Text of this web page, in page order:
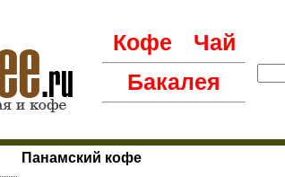
Кофе
Чай
Бакалея
Панамский кофе